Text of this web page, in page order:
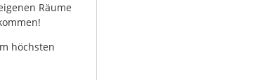
Räume
höchsten